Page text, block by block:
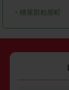
・ 糟屋郡粕屋町